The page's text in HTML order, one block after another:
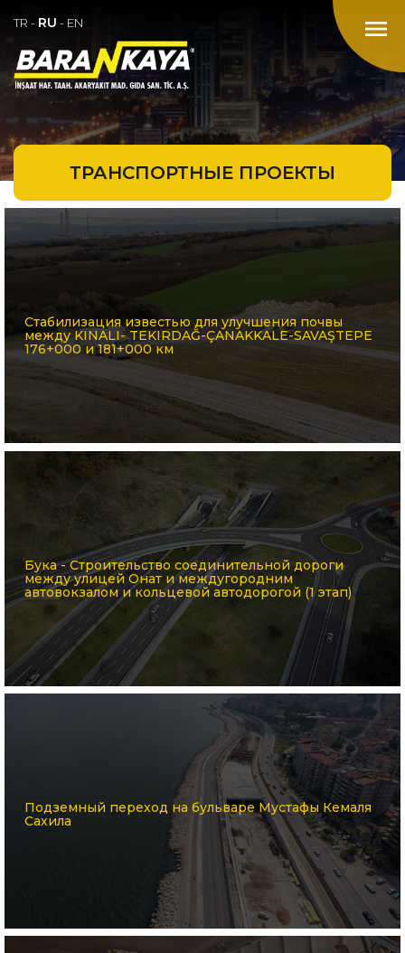
menu
TR - RU - EN
ТРАНСПОРТНЫЕ ПРОЕКТЫ
Стабилизация известью для улучшения почвы
между KINALI- TEKIRDAĞ-ÇANAKKALE-SAVAŞTEPE
176+000 и 181+000 км
Бука - Строительство соединительной дороги
между улицей Онат и междугородним
автовокзалом и кольцевой автодорогой (1 этап)
Подземный переход на бульваре Мустафы Кемаля
Сахила